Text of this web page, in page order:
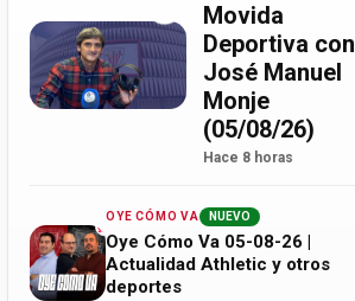
Movida
Deportiva con
José Manuel
Monje
(05/08/26)
Hace 8 horas
OYE CÓMO VA NUEVO
Oye Cómo Va 05-08-26 |
Actualidad Athletic y otros
deportes